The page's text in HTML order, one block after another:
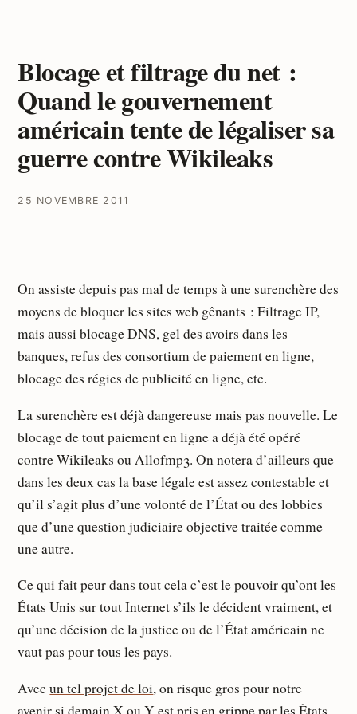
Blocage et filtrage du net :
Quand le gouvernement
américain tente de légaliser sa
guerre contre Wikileaks
25 NOVEMBRE 2011
On assiste depuis pas mal de temps à une surenchère des
moyens de bloquer les sites web gênants : Filtrage IP,
mais aussi blocage DNS, gel des avoirs dans les
banques, refus des consortium de paiement en ligne,
blocage des régies de publicité en ligne, etc.
La surenchère est déjà dangereuse mais pas nouvelle. Le
blocage de tout paiement en ligne a déjà été opéré
contre Wikileaks ou Allofmp3. On notera d’ailleurs que
dans les deux cas la base légale est assez contestable et
qu’il s’agit plus d’une volonté de l’État ou des lobbies
que d’une question judiciaire objective traitée comme
une autre.
Ce qui fait peur dans tout cela c’est le pouvoir qu’ont les
États Unis sur tout Internet s’ils le décident vraiment, et
qu’une décision de la justice ou de l’État américain ne
vaut pas pour tous les pays.
Avecun tel projet de loi, on risque gros pour notre
avenir si demain X ou Y est pris en grippe par les États